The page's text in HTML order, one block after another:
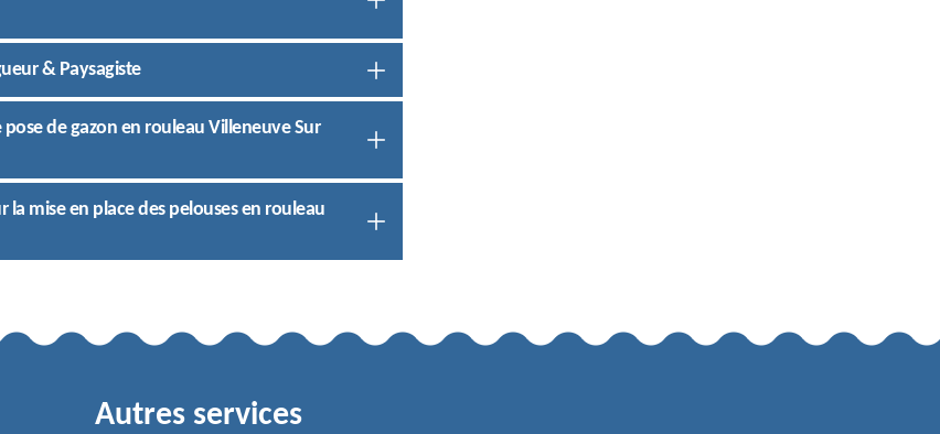
& Paysagiste
de gazon en rouleau Villeneuve Sur
la mise en place des pelouses en rouleau
Autres services